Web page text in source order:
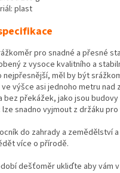
plast
pro snadné a přesné
z vysoce kvalitního a
nejpřesnější, měl by být
výšce asi jednoho metru nad
bez překážek, jako jsou
snadno vyjmout z držáku
do zahrady a zemědělství
více o přírodě.
dešťoměr ukliďte aby vám